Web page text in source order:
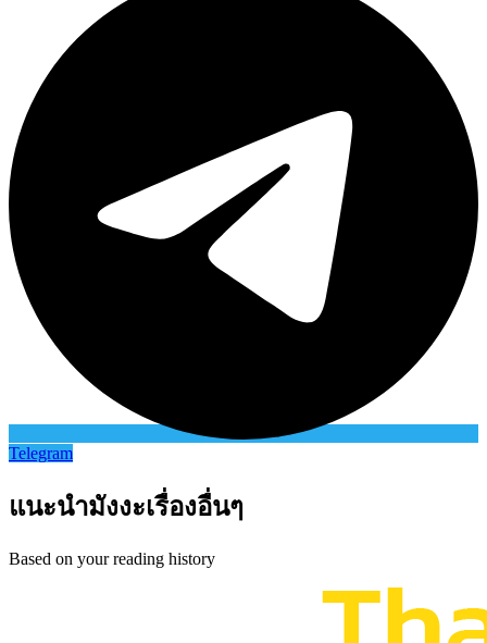
Telegram
แนะนำมังงะเรื่องอื่นๆ
Based on your reading history